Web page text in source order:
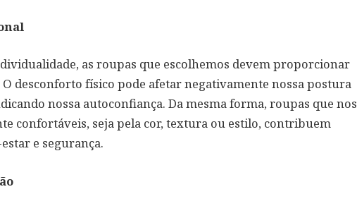
as roupas que escolhemos devem proporcionar
desconforto físico pode afetar negativamente nossa postura
nossa autoconfiança. Da mesma forma, roupas que nos
confortáveis, seja pela cor, textura ou estilo, contribuem
e segurança.